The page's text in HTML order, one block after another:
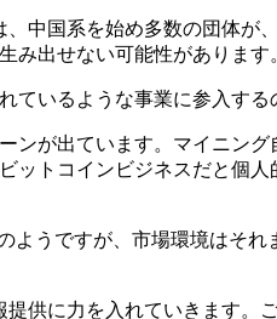
中国系を始め多数の団体
み出せない可能性があります
いるような事業に参入す
が出ています。マイニン
トコインビジネスだと個
うですが、市場環境はそ
供に力を入れていきます。